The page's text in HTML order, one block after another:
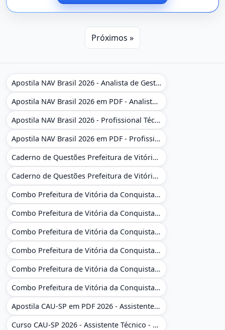
Próximos »
Apostila NAV Brasil 2026 - Analista de Gestão
Apostila NAV Brasil 2026 em PDF - Analista de Gestão
Apostila NAV Brasil 2026 - Profissional Técnico de Navegação Aérea - Operador de Torre de Controle
Apostila NAV Brasil 2026 em PDF - Profissional Técnico de Navegação Aérea - Operador de Torre de Controle
Caderno de Questões Prefeitura de Vitória da Conquista - BA - Conhecimentos Gerais - 450 Questões Gabaritadas
Caderno de Questões Prefeitura de Vitória da Conquista em PDF - BA - Conhecimentos Gerais - 450 Questões Gabaritadas
Combo Prefeitura de Vitória da Conquista - BA 2026 - Monitor Escolar (Educação Infantil e Cobertura das AC'S)
Combo Prefeitura de Vitória da Conquista - BA 2026 - Monitor Escolar (Educação Infantil e Cobertura das AC'S)
Combo Prefeitura de Vitória da Conquista - BA 2026 - Monitor Escolar (Suporte às Crianças com Deficiência)
Combo Prefeitura de Vitória da Conquista - BA 2026 - Monitor Escolar (Suporte às Crianças com Deficiência)
Combo Prefeitura de Vitória da Conquista - BA 2026 - Pedagogo - Zona Urbana e/ou Rural
Combo Prefeitura de Vitória da Conquista - BA 2026 - Pedagogo - Zona Urbana e/ou Rural
Apostila CAU-SP em PDF 2026 - Assistente Técnico - Administrativo
Curso CAU-SP 2026 - Assistente Técnico - Administrativo e Administrativo Regional